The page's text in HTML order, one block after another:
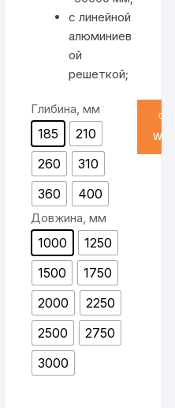
с линейной
алюминиев
ой
решеткой;
Глибина, мм
185
210
260
310
360
400
Довжина, мм
1000
1250
1500
1750
2000
2250
2500
2750
3000